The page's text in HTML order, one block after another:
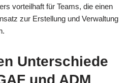
vorteilhaft für Teams, die einen
zur Erstellung und Verwaltung
Unterschiede
und ADM